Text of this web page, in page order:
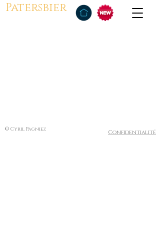
Patersbier
© Cyril Pagniez Confidentialité